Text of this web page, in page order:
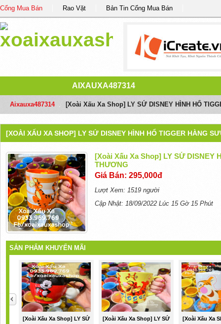
Cổng Mua Bán Rao Vặt Bản Tin Cổng Mua Bán
AIXAUXA487314
Aixauxa487314 [Xoài Xấu Xa Shop] LY SỨ DISNEY HÌNH HỔ
[XOÀI XẤU XA SHOP] LY SỨ DISNEY HÌNH HỔ TIGGER HÀNG
[Xoài Xấu Xa Shop] LY SỨ DISNEY
THƯƠNG
Giá Bán: 295,000đ
Lượt Xem: 1519 người
Cập Nhật: 18/09/2022 Lúc 15 Gờ 15 Phút
SẢN PHẨM KHUYẾN MÃI
[Xoài Xấu Xa Shop] LY SỨ
[Xoài Xấu Xa Shop] LY SỨ
[Xoài Xấu Xa